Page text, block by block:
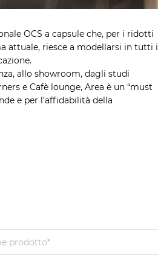
OCS a capsule che, per i ridotti
attuale, riesce a modellarsi in tutti i
allo showroom, dagli studi
e Cafè lounge, Area è un “must
e per l’affidabilità della